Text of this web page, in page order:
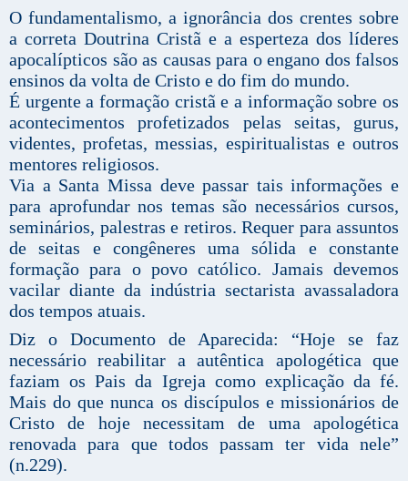
O fundamentalismo, a ignorância dos crentes sobre
a correta Doutrina Cristã e a esperteza dos líderes
apocalípticos são as causas para o engano dos falsos
ensinos da volta de Cristo e do fim do mundo.
É urgente a formação cristã e a informação sobre os
acontecimentos profetizados pelas seitas, gurus,
videntes, profetas, messias, espiritualistas e outros
mentores religiosos.
Via a Santa Missa deve passar tais informações e
para aprofundar nos temas são necessários cursos,
seminários, palestras e retiros. Requer para assuntos
de seitas e congêneres uma sólida e constante
formação para o povo católico. Jamais devemos
vacilar diante da indústria sectarista avassaladora
dos tempos atuais.
Diz o Documento de Aparecida: “Hoje se faz
necessário reabilitar a autêntica apologética que
faziam os Pais da Igreja como explicação da fé.
Mais do que nunca os discípulos e missionários de
Cristo de hoje necessitam de uma apologética
renovada para que todos passam ter vida nele”
(n.229).